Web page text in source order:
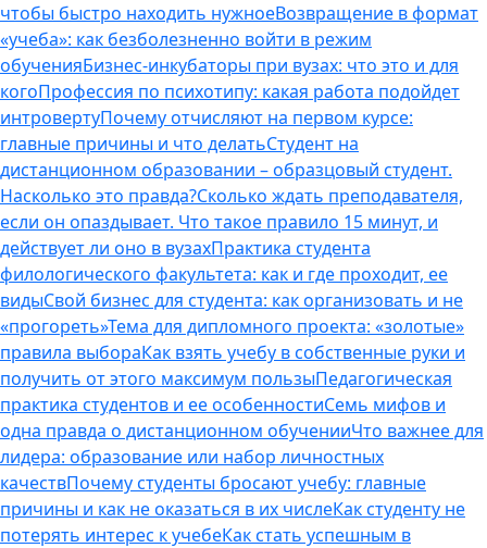
чтобы быстро находить нужноеВозвращение в формат
«учеба»: как безболезненно войти в режим
обученияБизнес-инкубаторы при вузах: что это и для
когоПрофессия по психотипу: какая работа подойдет
интровертуПочему отчисляют на первом курсе:
главные причины и что делатьСтудент на
дистанционном образовании – образцовый студент.
Насколько это правда?Сколько ждать преподавателя,
если он опаздывает. Что такое правило 15 минут, и
действует ли оно в вузахПрактика студента
филологического факультета: как и где проходит, ее
видыСвой бизнес для студента: как организовать и не
«прогореть»Тема для дипломного проекта: «золотые»
правила выбораКак взять учебу в собственные руки и
получить от этого максимум пользыПедагогическая
практика студентов и ее особенностиСемь мифов и
одна правда о дистанционном обученииЧто важнее для
лидера: образование или набор личностных
качествПочему студенты бросают учебу: главные
причины и как не оказаться в их числеКак студенту не
потерять интерес к учебеКак стать успешным в